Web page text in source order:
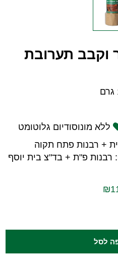
וקבב תערובת
ללא מונוסודיום גלוטומט
+ רבנות פתח תקוה
רבנות פ"ת + בד"צ בית יוסף
לסל